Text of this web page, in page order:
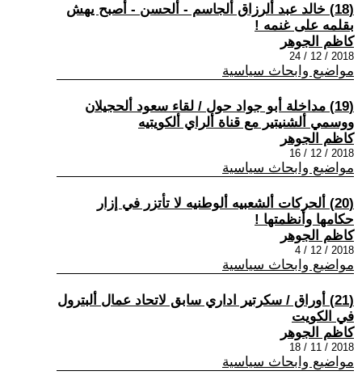
(18) خالد عبد ألرزاق ألجاسم - ألحسن - أصبح يهش
بقلمه على غنمه !
كاظم الجوهر
2018 / 12 / 24
مواضيع وابحاث سياسية
(19) مداخلة أبو جواد حول / لقاء سعود ألحجيلان
ووسمي ألشنيتير مع قناة ألراي ألكويتيه
كاظم الجوهر
2018 / 12 / 16
مواضيع وابحاث سياسية
(20) ألحركات ألشعبيه ألوطنيه لا تأتزر في إزار
حكامها وأنظمتها !
كاظم الجوهر
2018 / 12 / 4
مواضيع وابحاث سياسية
(21) أوراق / سكرتير اداري سابق لاتحاد عمال ألبترول
في الكويت
كاظم الجوهر
2018 / 11 / 18
مواضيع وابحاث سياسية